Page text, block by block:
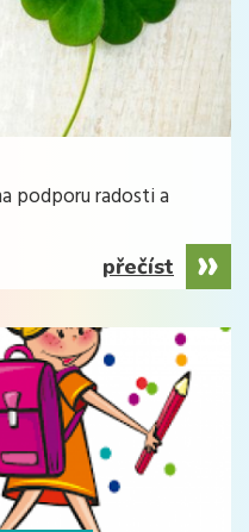
podporu radosti a
přečíst